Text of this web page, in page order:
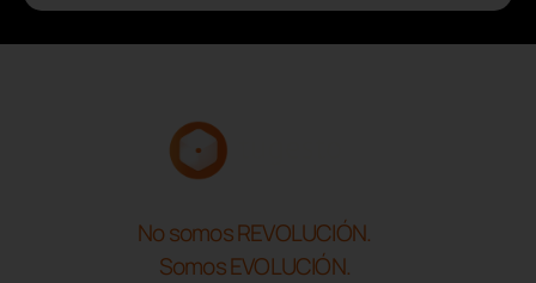
No somos REVOLUCIÓN.
Somos EVOLUCIÓN.